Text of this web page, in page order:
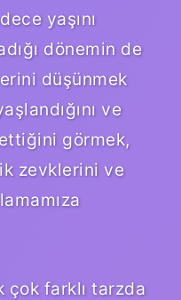
yaşını
dönemin de
düşünmek
ve
görmek,
zevklerini ve
çok farklı tarzda